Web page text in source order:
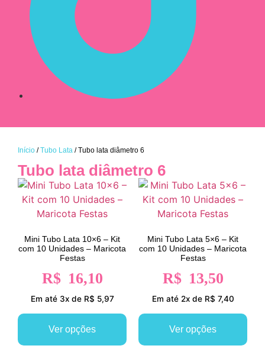
Início /Tubo Lata / Tubo lata diâmetro 6
Tubo lata diâmetro 6
Mini Tubo Lata 10×6 – Kit
com 10 Unidades – Maricota
Festas
R$ 16,10
Em até 3x de R$ 5,97
Ver opções
Mini Tubo Lata 5×6 – Kit
com 10 Unidades – Maricota
Festas
R$ 13,50
Em até 2x de R$ 7,40
Ver opções